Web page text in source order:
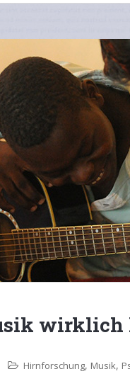
wirklich
Hirnforschung, Musik,